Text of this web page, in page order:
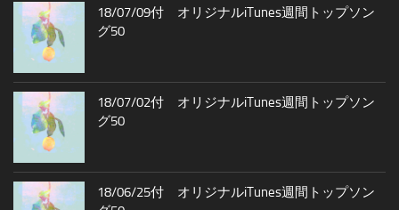
18/07/09付 オリジナルiTunes週間トップソン
グ50
18/07/02付 オリジナルiTunes週間トップソン
グ50
18/06/25付 オリジナルiTunes週間トップソン